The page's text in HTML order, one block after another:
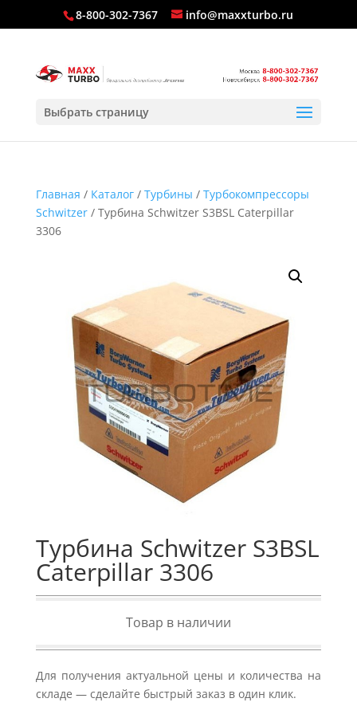
8-800-302-7367 info@maxxturbo.ru
Выбрать страницу
Главная / Каталог/ Турбины / Турбокомпрессоры
Schwitzer/ Турбина Schwitzer S3BSL Caterpillar
3306
Турбина Schwitzer S3BSL
Caterpillar 3306
Товар в наличии
Для получения актуальной цены и количества на
складе — сделайте быстрый заказ в один клик.